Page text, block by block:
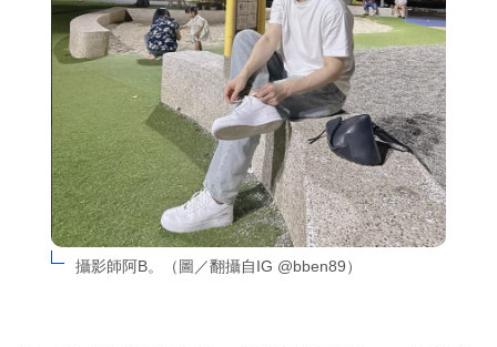
攝影師阿B。（圖／翻攝自IG @bben89）